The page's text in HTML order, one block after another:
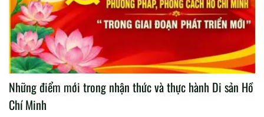
Những điểm mới trong nhận thức và thực hành Di sản Hồ
Chí Minh